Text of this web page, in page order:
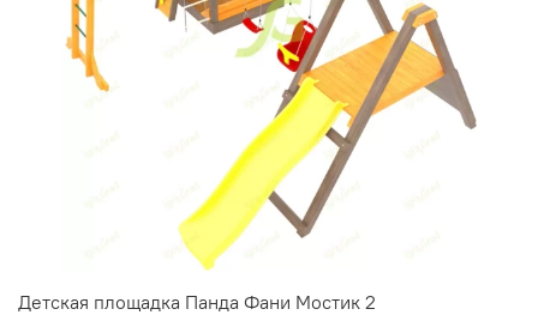
Детская площадка Панда Фани Мостик 2